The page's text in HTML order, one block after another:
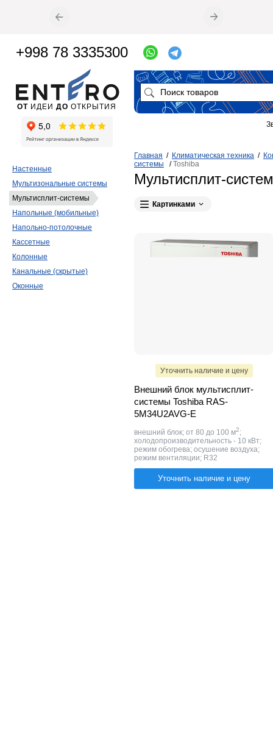
Главная / Климатическая техника /
системы /Toshiba
Мультисплит-
Картинками
Уточнить наличие и цену
Внешний блок мультисплит-
системы Toshiba RAS-
5M34U2AVG-E
внешний блок; от 80 до 100 м2;
холодопроизводительность - 10 кВт;
режим обогрева; осушение воздуха;
режим вентиляции; R32
Уточнить наличие и цену
Настенные
Мультизональные системы
Мультисплит-системы
Напольные (мобильные)
Напольно-потолочные
Кассетные
Колонные
Канальные (скрытые)
Оконные
ОТ ИДЕИ ДО ОТКРЫТИЯ
+998 78 3335300